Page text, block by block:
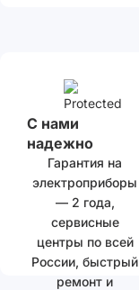
С нами
надежно
Гарантия на
электроприборы
— 2 года,
сервисные
центры по всей
России, быстрый
ремонт и